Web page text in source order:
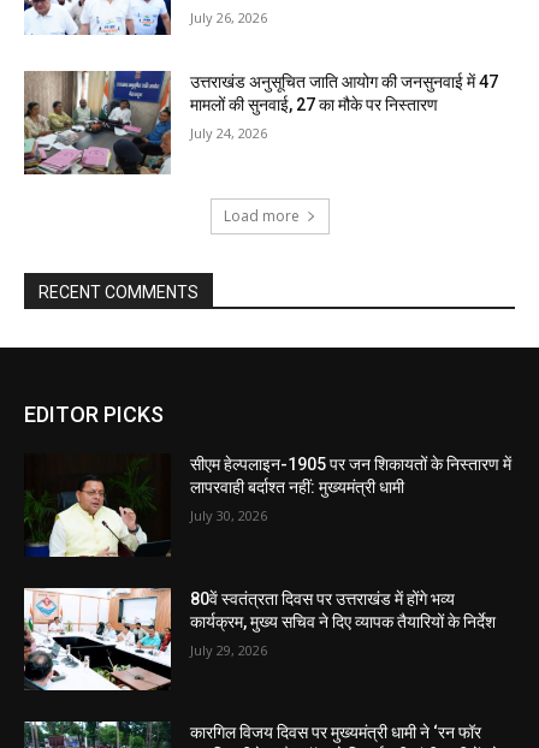
July 26, 2026
उत्तराखंड अनुसूचित जाति आयोग की जनसुनवाई में 47
मामलों की सुनवाई, 27 का मौके पर निस्तारण
July 24, 2026
Load more
RECENT COMMENTS
EDITOR PICKS
सीएम हेल्पलाइन-1905 पर जन शिकायतों के निस्तारण में
लापरवाही बर्दाश्त नहीं: मुख्यमंत्री धामी
July 30, 2026
80वें स्वतंत्रता दिवस पर उत्तराखंड में होंगे भव्य
कार्यक्रम, मुख्य सचिव ने दिए व्यापक तैयारियों के निर्देश
July 29, 2026
कारगिल विजय दिवस पर मुख्यमंत्री धामी ने ‘रन फॉर